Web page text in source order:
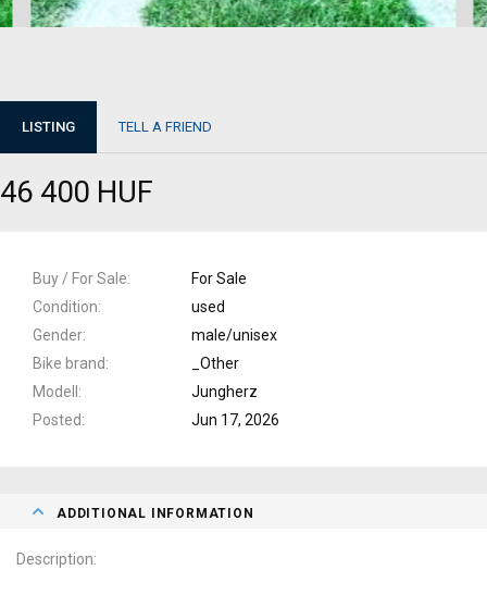
LISTING TELL A FRIEND
46 400 HUF
Buy / For Sale
For Sale
Condition
used
Gender
male/unisex
Bike brand
_Other
Modell
Jungherz
Posted
Jun 17, 2026
ADDITIONAL INFORMATION
Description